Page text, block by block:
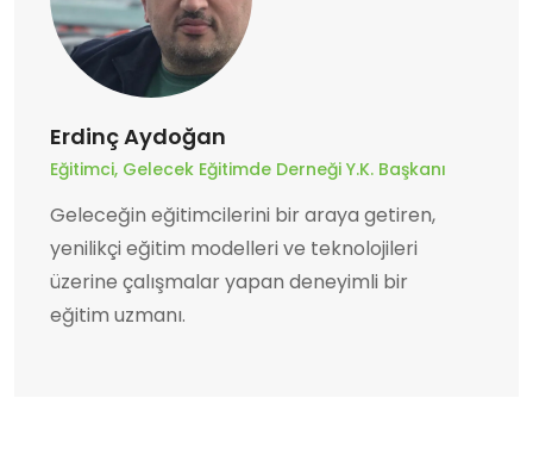
Erdinç Aydoğan
Eğitimci, Gelecek Eğitimde Derneği Y.K. Başkanı
Geleceğin eğitimcilerini bir araya getiren,
yenilikçi eğitim modelleri ve teknolojileri
üzerine çalışmalar yapan deneyimli bir
eğitim uzmanı.